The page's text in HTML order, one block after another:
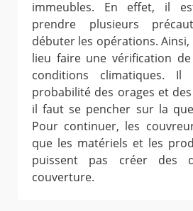
immeubles. En effet, il
prendre plusieurs
débuter les opérations.
lieu faire une vérification
conditions climatiques.
probabilité des orages et
il faut se pencher sur la
Pour continuer, les
que les matériels et les
puissent pas créer des
couverture.